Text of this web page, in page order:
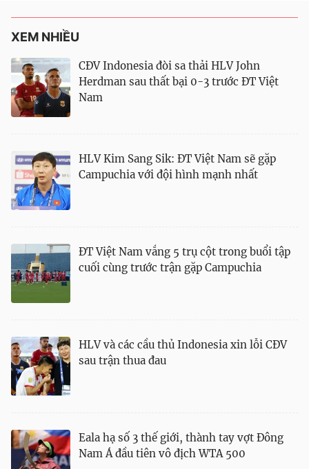
XEM NHIỀU
CĐV Indonesia đòi sa thải HLV John
Herdman sau thất bại 0-3 trước ĐT Việt
Nam
HLV Kim Sang Sik: ĐT Việt Nam sẽ gặp
Campuchia với đội hình mạnh nhất
ĐT Việt Nam vắng 5 trụ cột trong buổi tập
cuối cùng trước trận gặp Campuchia
HLV và các cầu thủ Indonesia xin lỗi CĐV
sau trận thua đau
Eala hạ số 3 thế giới, thành tay vợt Đông
Nam Á đầu tiên vô địch WTA 500